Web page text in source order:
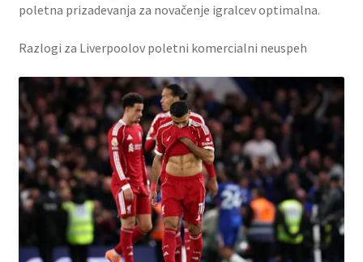
poletna prizadevanja za novačenje igralcev optimalna.
Razlogi za Liverpoolov poletni komercialni neuspeh